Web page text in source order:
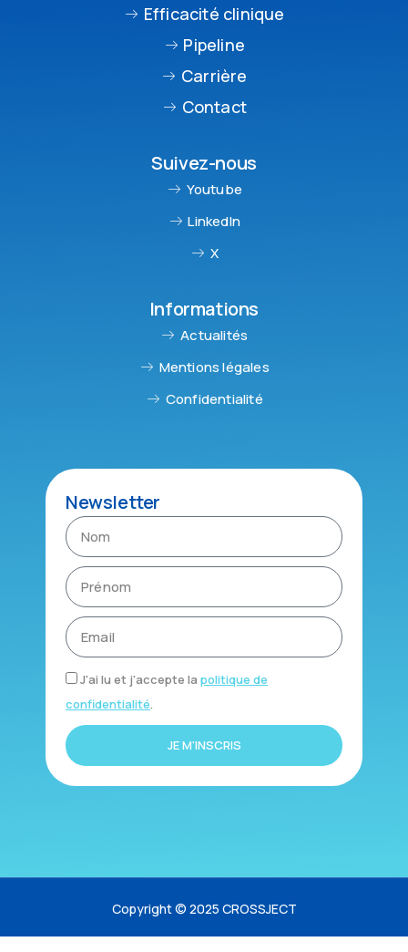
Efficacité clinique
Pipeline
Carrière
Contact
Suivez-nous
Youtube
LinkedIn
X
Informations
Actualités
Mentions légales
Confidentialité
Newsletter
J'ai lu et j'accepte lapolitique de
confidentialité.
JE M'INSCRIS
Copyright © 2025 CROSSJECT